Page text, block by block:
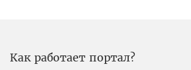
Как работает портал?